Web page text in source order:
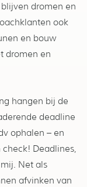
dromen en
ook
en bouw
dromen en
hangen bij de
deadline
ophalen – en
Deadlines,
Net als
afvinken van